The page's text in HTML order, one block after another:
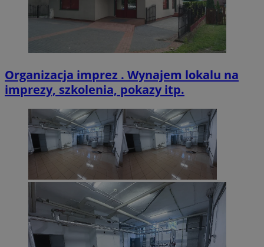
Organizacja imprez . Wynajem lokalu na
imprezy, szkolenia, pokazy itp.